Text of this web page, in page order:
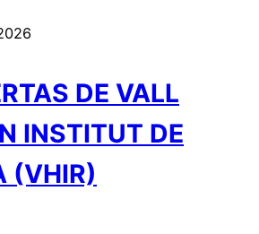
DE VALL
INSTITUT DE
(VHIR)